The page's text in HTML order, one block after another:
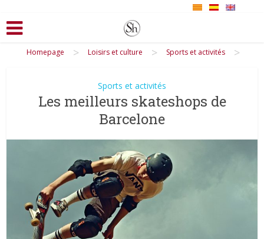
Homepage > Loisirs et culture > Sports et activités >
Sports et activités
Les meilleurs skateshops de
Barcelone